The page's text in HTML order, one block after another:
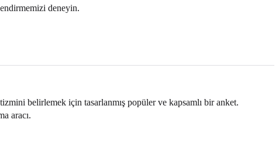
deneyin.
belirlemek için tasarlanmış popüler ve kapsamlı bir anket.
aracı.